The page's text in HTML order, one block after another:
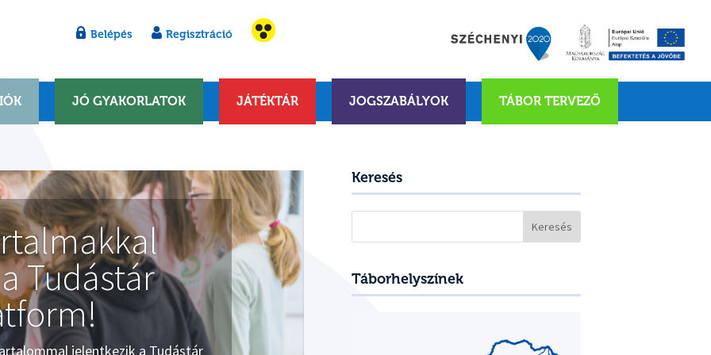
Belépés Regisztráció
JÓ GYAKORLATOK JÁTÉKTÁR JOGSZABÁLYOK TÁBOR TERVEZŐ
Tudástár
jelentkezik a Tudástár
Keresés
Keresés:
Táborhelyszínek